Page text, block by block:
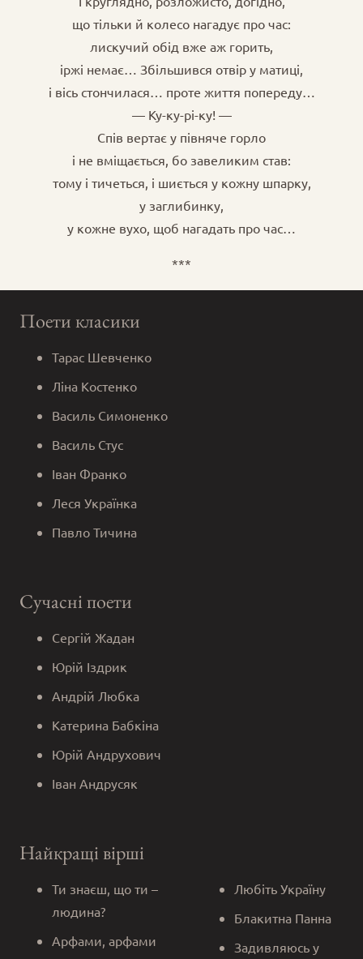
що тільки й колесо нагадує про час:
лискучий обід вже аж горить,
іржі немає… Збільшився отвір у матиці,
і вісь стончилася… проте життя попереду…
— Ку-ку-рі-ку! —
Спів вертає у півняче горло
і не вміщається, бо завеликим став:
тому і тичеться, і шиється у кожну шпарку,
у заглибинку,
у кожне вухо, щоб нагадать про час…
***
Поети класики
Тарас Шевченко
Ліна Костенко
Василь Симоненко
Василь Стус
Іван Франко
Леся Українка
Павло Тичина
Сучасні поети
Сергій Жадан
Юрій Іздрик
Андрій Любка
Катерина Бабкіна
Юрій Андрухович
Іван Андрусяк
Найкращі вірші
Ти знаєш, що ти –
людина?
Арфами, арфами
Любіть Україну
Блакитна Панна
Задивляюсь у